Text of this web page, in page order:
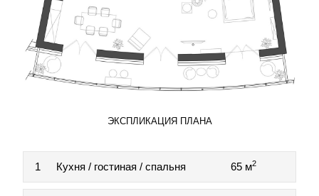
ЭКСПЛИКАЦИЯ ПЛАНА
1 Кухня / гостиная / спальня 65 м2